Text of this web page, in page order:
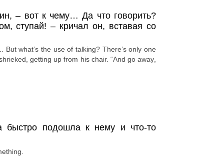
– вот к чему… Да что говорить?
ступай! – кричал он, вставая со
what’s the use of talking? There’s only one
getting up from his chair. “And go away
быстро подошла к нему и что-то